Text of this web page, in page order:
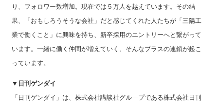
り、フォロワー数増加。現在では５万人を越えています。その結
果、「おもしろうそうな会社」だと感じてくれた人たちが「三陽工
業で働くこと」に興味を持ち、新卒採用のエントリーへと繋がって
います。一緒に働く仲間が増えていく、そんなプラスの連鎖が起こ
っています。
▼日刊ゲンダイ
「日刊ゲンダイ」は、株式会社講談社グル―プである株式会社日刊